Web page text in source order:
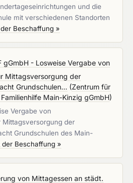
und die
mit verschiedenen Standorten
Beschaffung »
gGmbH - Losweise Vergabe von
Mittagsversorgung der
Grundschulen... (Zentrum für
Main-Kinzig gGmbH)
Vergabe von
Mittagsversorgung der
Grundschulen des Main-
der Beschaffung »
von Mittagessen an städt.